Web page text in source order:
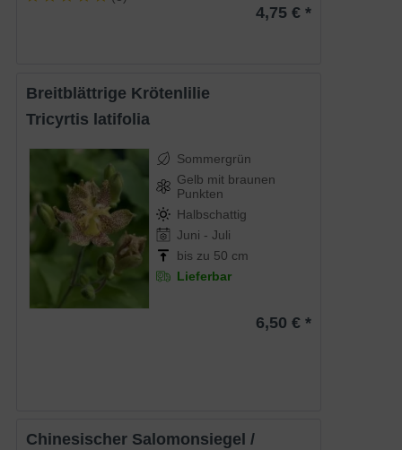
4,75 € *
Breitblättrige Krötenlilie
Tricyrtis latifolia
Sommergrün
Gelb mit braunen
Punkten
Halbschattig
Juni - Juli
bis zu 50 cm
Lieferbar
6,50 € *
Chinesischer Salomonsiegel /